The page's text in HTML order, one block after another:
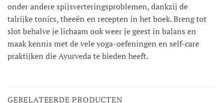
onder andere spijsverteringsproblemen, dankzij de
talrijke tonics, theeën en recepten in het boek. Breng tot
slot behalve je lichaam ook weer je geest in balans en
maak kennis met de vele yoga-oefeningen en self-care
praktijken die Ayurveda te bieden heeft.
GERELATEERDE PRODUCTEN